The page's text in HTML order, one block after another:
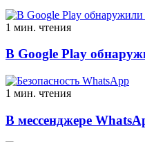
1 мин. чтения
В Google Play
1 мин. чтения
В мессенджере